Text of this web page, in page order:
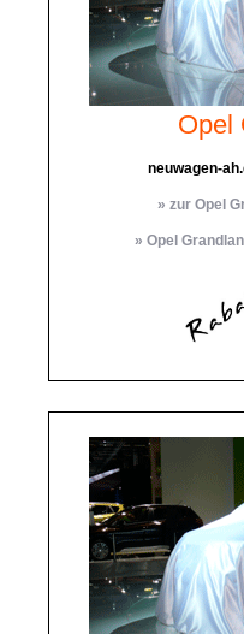
Opel
neuwagen-
» zur Opel
» Opel